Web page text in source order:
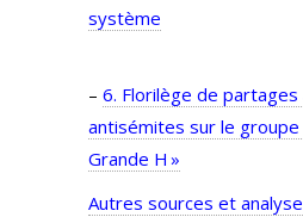
système
– 6. Florilège de
antisémites sur le groupe
Grande H »
Autres sources et